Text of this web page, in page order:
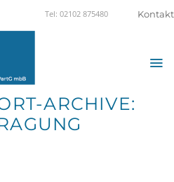
Tel: 02102 875480 Kontakt
ARCHIVE: